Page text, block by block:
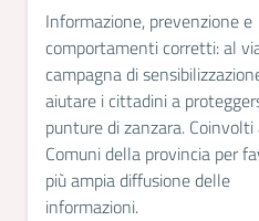
Informazione, prevenzione e
comportamenti corretti: al
campagna di
aiutare i cittadini a
punture di zanzara.
Comuni della provincia per
più ampia diffusione delle
informazioni.